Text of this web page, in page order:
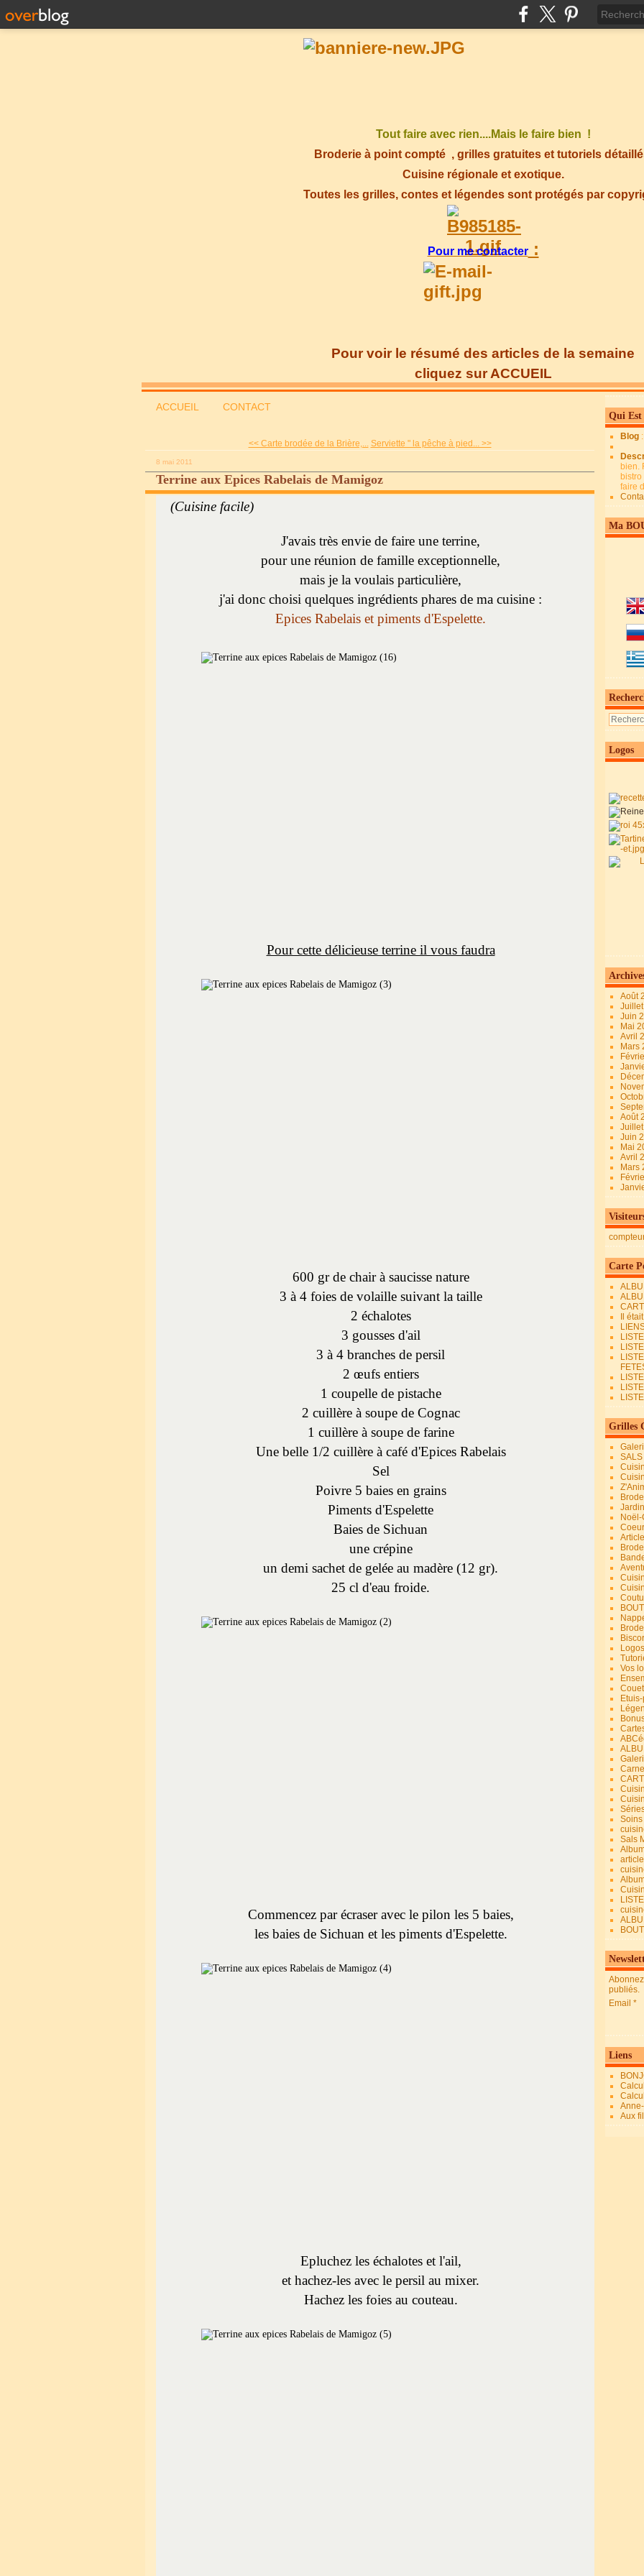
Tout faire avec rien....Mais le faire bien !
Broderie à point compté , grilles gratuites et tutoriels
Cuisine régionale et exotique.
Toutes les grilles, contes et légendes sont protégés par
Pour me contacter:
Pour voir le résumé des articles de la semaine
cliquez sur ACCUEIL
ACCUEIL CONTACT
<< Carte brodée de la Brière,... Serviette " la pêche à pied... >>
8 mai 2011
Terrine aux Epices Rabelais de Mamigoz
(Cuisine facile)
J'avais très envie de faire une terrine,
pour une réunion de famille exceptionnelle,
mais je la voulais particulière,
j'ai donc choisi quelques ingrédients phares de ma cuisine :
Epices Rabelais et piments d'Espelette.
Pour cette délicieuse terrine il vous faudra
600 gr de chair à saucisse nature
3 à 4 foies de volaille suivant la taille
2 échalotes
3 gousses d'ail
3 à 4 branches de persil
2 œufs entiers
1 coupelle de pistache
2 cuillère à soupe de Cognac
1 cuillère à soupe de farine
Une belle 1/2 cuillère à café d'Epices Rabelais
Sel
Poivre 5 baies en grains
Piments d'Espelette
Baies de Sichuan
une crépine
un demi sachet de gelée au madère (12 gr).
25 cl d'eau froide.
Commencez par écraser avec le pilon les 5 baies,
les baies de Sichuan et les piments d'Espelette.
Epluchez les échalotes et l'ail,
et hachez-les avec le persil au mixer.
Hachez les foies au couteau.
Qui Est
Blog
bien.
faire
Ma
Logos
Août
Juin
Mai
Avril
Mars
Août
Juin
Mai
Avril
Mars
Carte
Il
Grilles
Vos
Sals
article
publiés.
Email
Liens
Aux